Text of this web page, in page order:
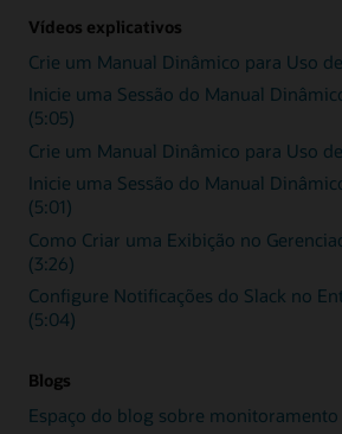
Vídeos explicativos
Crie um Manual Dinâmico para Uso
Inicie uma Sessão do Manual
(5:05)
Crie um Manual Dinâmico para Uso
Inicie uma Sessão do Manual
(5:01)
Como Criar uma Exibição no
(3:26)
Configure Notificações do Slack no
(5:04)
Blogs
Espaço do blog sobre